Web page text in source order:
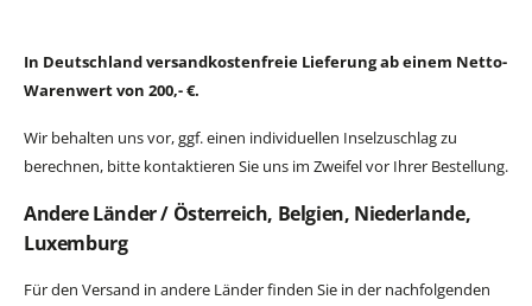
In Deutschland versandkostenfreie Lieferung ab einem Netto-
Warenwert von 200,- €.
Wir behalten uns vor, ggf. einen individuellen Inselzuschlag zu
berechnen, bitte kontaktieren Sie uns im Zweifel vor Ihrer Bestellung.
Andere Länder / Österreich, Belgien, Niederlande,
Luxemburg
Für den Versand in andere Länder finden Sie in der nachfolgenden